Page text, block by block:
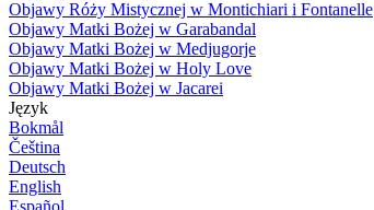
Objawy Róży Mistycznej w Montichiari i Fontanelle
Objawy Matki Bożej w Garabandal
Objawy Matki Bożej w Medjugorje
Objawy Matki Bożej w Holy Love
Objawy Matki Bożej w Jacarei
Język
Bokmål
Čeština
Deutsch
English
Español